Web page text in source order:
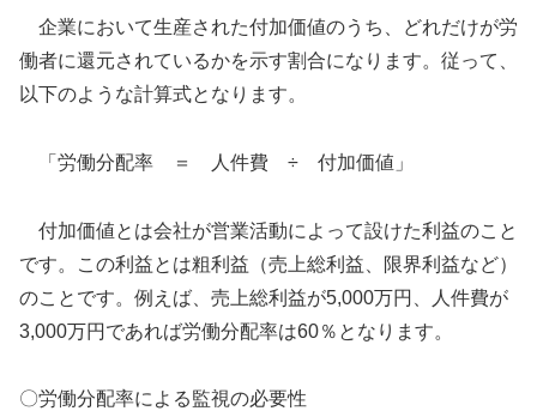
企業において生産された付加価値のうち、どれだけが労
働者に還元されているかを示す割合になります。従って、
以下のような計算式となります。
「労働分配率 ＝ 人件費 ÷ 付加価値」
付加価値とは会社が営業活動によって設けた利益のこと
です。この利益とは粗利益（売上総利益、限界利益など）
のことです。例えば、売上総利益が5,000万円、人件費が
3,000万円であれば労働分配率は60％となります。
〇労働分配率による監視の必要性